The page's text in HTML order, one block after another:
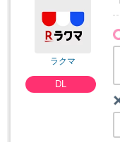
ラクマ
DL